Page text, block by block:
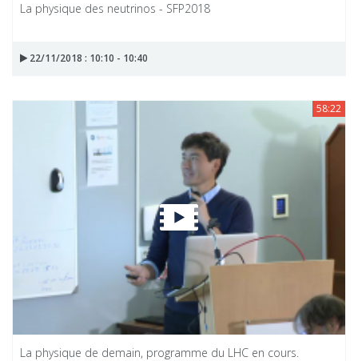
La physique des neutrinos - SFP2018
22/11/2018 : 10:10 - 10:40
58:22
La physique de demain, programme du LHC en cours.